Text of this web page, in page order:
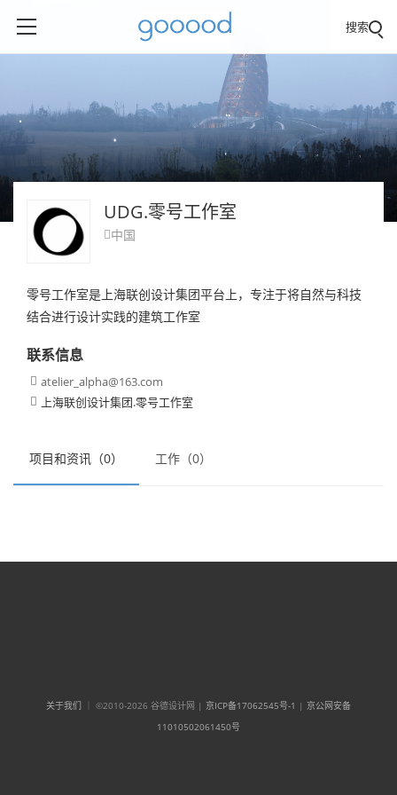
搜索
项目和资讯（0） 工作（0）
UDG.零号工作室
 中国
零号工作室是上海联创设计集团平台上，专注于将自然与科技
结合进行设计实践的建筑工作室
联系信息
 atelier_alpha@163.com
 上海联创设计集团.零号工作室
关于我们 ｜ ©2010-2026 谷德设计网 | 京ICP备17062545号-1 | 京公网安备
11010502061450号